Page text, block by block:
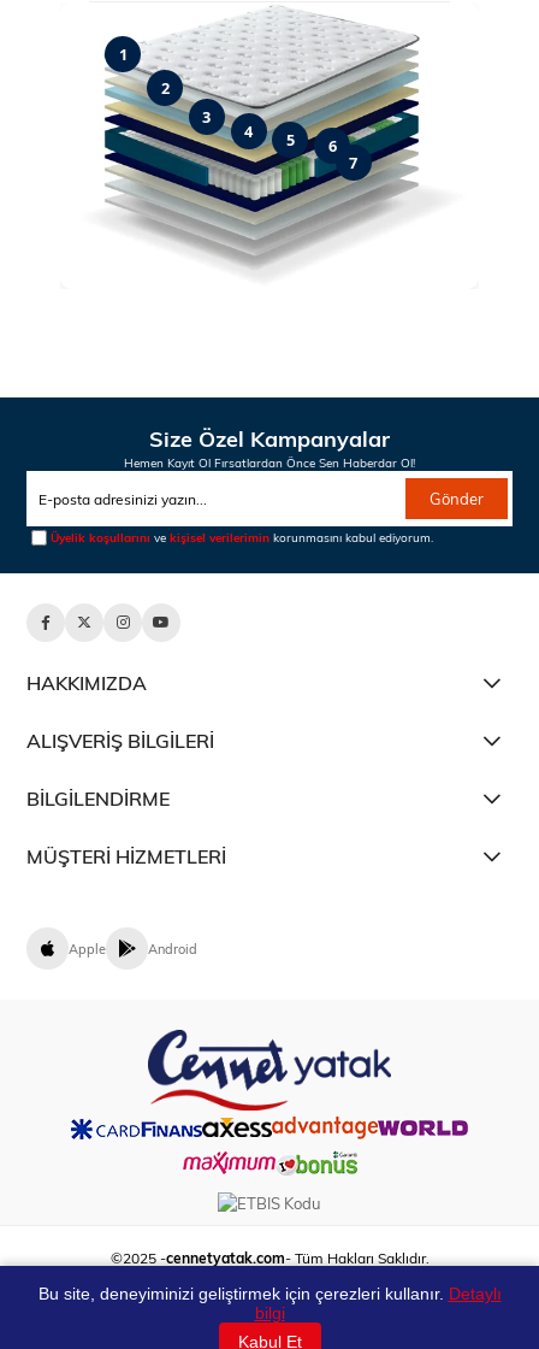
1
2
3
4 5 6
7
Size Özel Kampanyalar
Hemen Kayıt Ol Fırsatlardan Önce Sen Haberdar Ol!
Gönder
Üyelik koşullarını vekişisel verilerimin korunmasını kabul ediyorum.
HAKKIMIZDA
ALIŞVERİŞ BİLGİLERİ
BİLGİLENDİRME
MÜŞTERİ HİZMETLERİ
Apple Android
©2025 -cennetyatak.com- Tüm Hakları Saklıdır.
Bu site, deneyiminizi geliştirmek için çerezleri kullanır. Detaylı
bilgi
Kabul Et